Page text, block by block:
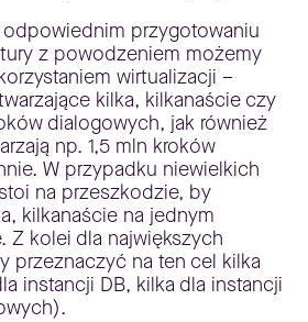
przygotowaniu
z powodzeniem możemy
wirtualizacji –
kilka, kilkanaście czy
dialogowych, jak również
np. 1,5 mln kroków
W przypadku niewielkich
na przeszkodzie, by
kilkanaście na jednym
Z kolei dla największych
przeznaczyć na ten cel kilka
instancji DB, kilka dla instancji